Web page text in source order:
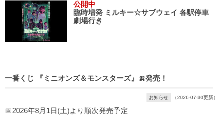
公開中
臨時増発 ミルキー☆サブウェイ 各駅停車
劇場行き
一番くじ 『ミニオンズ＆モンスターズ』🍌発売！
お知らせ （2026-07-30更新）
📅2026年8月1日(土)より順次発売予定